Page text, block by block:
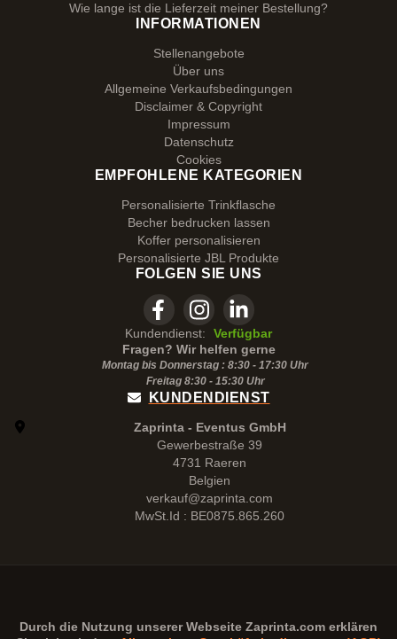
Wie lange ist die Lieferzeit meiner Bestellung?
INFORMATIONEN
Stellenangebote
Über uns
Allgemeine Verkaufsbedingungen
Disclaimer & Copyright
Impressum
Datenschutz
Cookies
EMPFOHLENE KATEGORIEN
Personalisierte Trinkflasche
Becher bedrucken lassen
Koffer personalisieren
Personalisierte JBL Produkte
FOLGEN SIE UNS
Kundendienst:
Verfügbar
Fragen? Wir helfen gerne
Montag bis Donnerstag : 8:30 - 17:30 Uhr
Freitag 8:30 - 15:30Uhr
KUNDENDIENST
Zaprinta - Eventus GmbH
Gewerbestraße 39
4731 Raeren
Belgien
verkauf@zaprinta.com
MwSt.Id : BE0875.865.260
Durch die Nutzung unserer Webseite Zaprinta.com erklären